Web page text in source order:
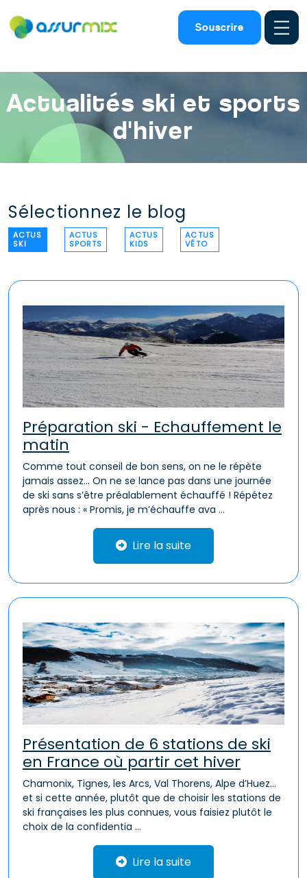
Souscrire
Assurance ski
Actualités ski et sports
d'hiver
Sélectionnez le blog
ACTUS
SKI
ACTUS
SPORTS
ACTUS
KIDS
ACTUS
VÉTO
Préparation ski - Echauffement le
matin
Comme tout conseil de bon sens, on ne le répète
jamais assez… On ne se lance pas dans une journée
de ski sans s’être préalablement échauffé ! Répétez
après nous : « Promis, je m’échauffe ava ...
Lire la suite
Présentation de 6 stations de ski
en France où partir cet hiver
Chamonix, Tignes, les Arcs, Val Thorens, Alpe d’Huez…
et si cette année, plutôt que de choisir les stations de
ski françaises les plus connues, vous faisiez plutôt le
choix de la confidentia ...
Lire la suite